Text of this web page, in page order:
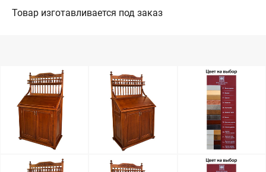
Товар изготавливается под заказ